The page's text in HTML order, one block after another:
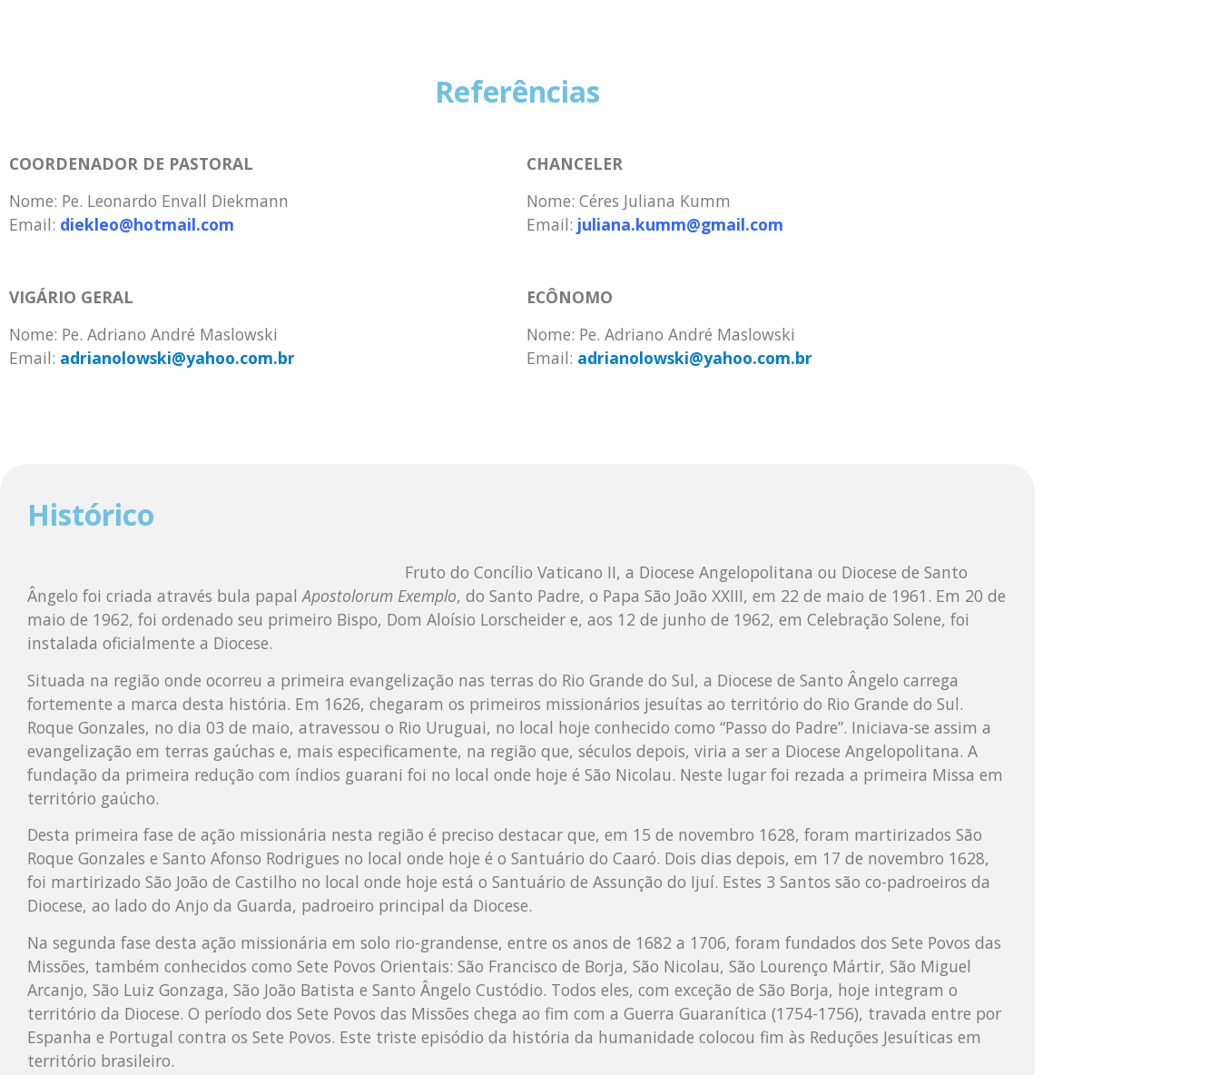
Referências
COORDENADOR DE PASTORAL
Nome: Pe. Leonardo Envall Diekmann
Email: diekleo@hotmail.com
VIGÁRIO GERAL
Nome: Pe. Adriano André Maslowski
Email: adrianolowski@yahoo.com.br
CHANCELER
Nome: Céres Juliana Kumm
Email: juliana.kumm@gmail.com
ECÔNOMO
Nome: Pe. Adriano André Maslowski
Email: adrianolowski@yahoo.com.br
Histórico
Fruto do Concílio Vaticano II, a Diocese Angelopolitana ou Diocese de Santo
Ângelo foi criada através bula papalApostolorum Exemplo, do Santo Padre, o Papa São João XXIII, em 22 de maio de 1961. Em 20 de
maio de 1962, foi ordenado seu primeiro Bispo, Dom Aloísio Lorscheider e, aos 12 de junho de 1962, em Celebração Solene, foi
instalada oficialmente a Diocese.
Situada na região onde ocorreu a primeira evangelização nas terras do Rio Grande do Sul, a Diocese de Santo Ângelo carrega
fortemente a marca desta história. Em 1626, chegaram os primeiros missionários jesuítas ao território do Rio Grande do Sul.
Roque Gonzales, no dia 03 de maio, atravessou o Rio Uruguai, no local hoje conhecido como “Passo do Padre”. Iniciava-se assim a
evangelização em terras gaúchas e, mais especificamente, na região que, séculos depois, viria a ser a Diocese Angelopolitana. A
fundação da primeira redução com índios guarani foi no local onde hoje é São Nicolau. Neste lugar foi rezada a primeira Missa em
território gaúcho.
Desta primeira fase de ação missionária nesta região é preciso destacar que, em 15 de novembro 1628, foram martirizados São
Roque Gonzales e Santo Afonso Rodrigues no local onde hoje é o Santuário do Caaró. Dois dias depois, em 17 de novembro 1628,
foi martirizado São João de Castilho no local onde hoje está o Santuário de Assunção do Ijuí. Estes 3 Santos são co-padroeiros da
Diocese, ao lado do Anjo da Guarda, padroeiro principal da Diocese.
Na segunda fase desta ação missionária em solo rio-grandense, entre os anos de 1682 a 1706, foram fundados dos Sete Povos das
Missões, também conhecidos como Sete Povos Orientais: São Francisco de Borja, São Nicolau, São Lourenço Mártir, São Miguel
Arcanjo, São Luiz Gonzaga, São João Batista e Santo Ângelo Custódio. Todos eles, com exceção de São Borja, hoje integram o
território da Diocese. O período dos Sete Povos das Missões chega ao fim com a Guerra Guaranítica (1754-1756), travada entre por
Espanha e Portugal contra os Sete Povos. Este triste episódio da história da humanidade colocou fim às Reduções Jesuíticas em
território brasileiro.